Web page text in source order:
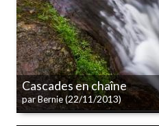
Cascades en chaîne
par Bernie(22/11/2013)